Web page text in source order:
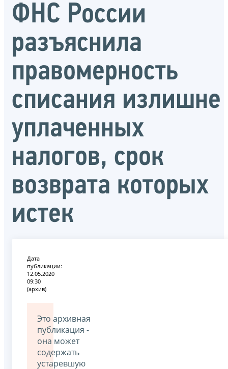
ФНС России
разъяснила
правомерность
списания излишне
уплаченных
налогов, срок
возврата которых
истек
Дата
публикации:
12.05.2020
09:30
(архив)
Это архивная
публикация -
она может
содержать
устаревшую